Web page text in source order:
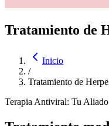
Tratamiento de
Inicio
/
Tratamiento de
Terapia Antiviral: Tu